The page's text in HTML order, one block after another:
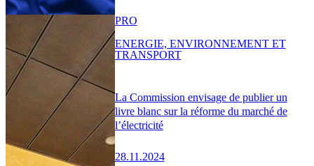
La Commission envisage de publier un
livre blanc sur la réforme du marché de
l’électricité
28.11.2024
PRO
ENERGIE, ENVIRONNEMENT ET
TRANSPORT